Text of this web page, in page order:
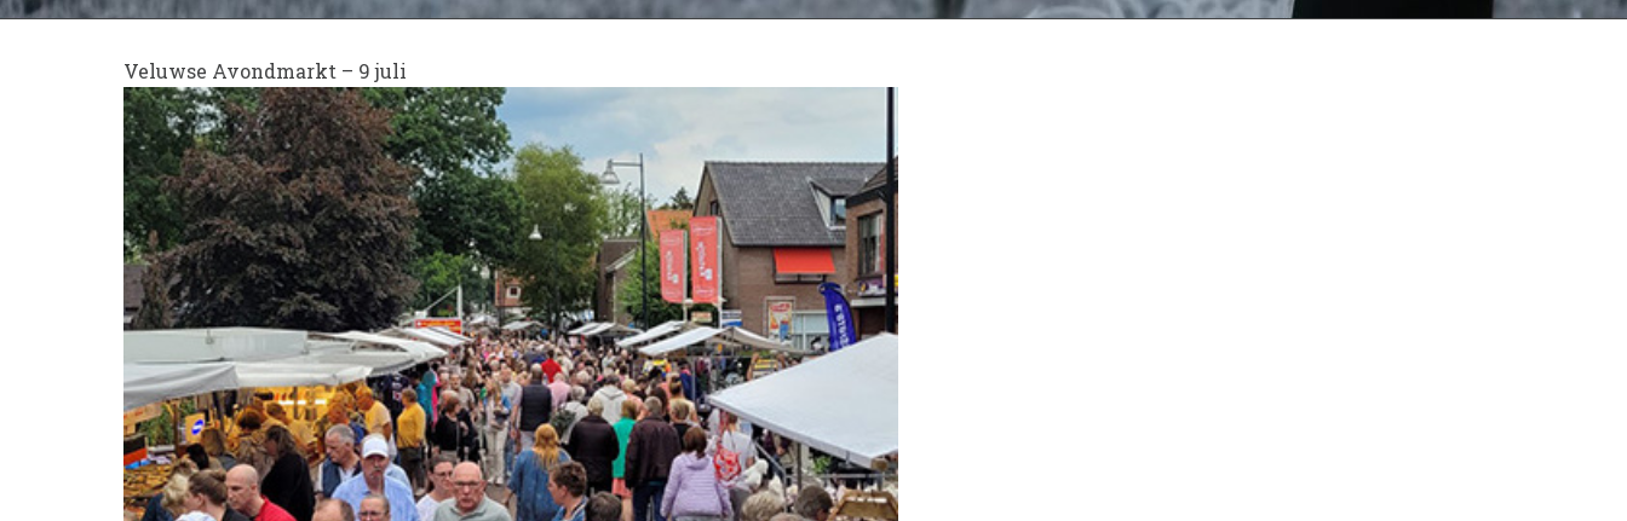
Veluwse Avondmarkt – 9 juli